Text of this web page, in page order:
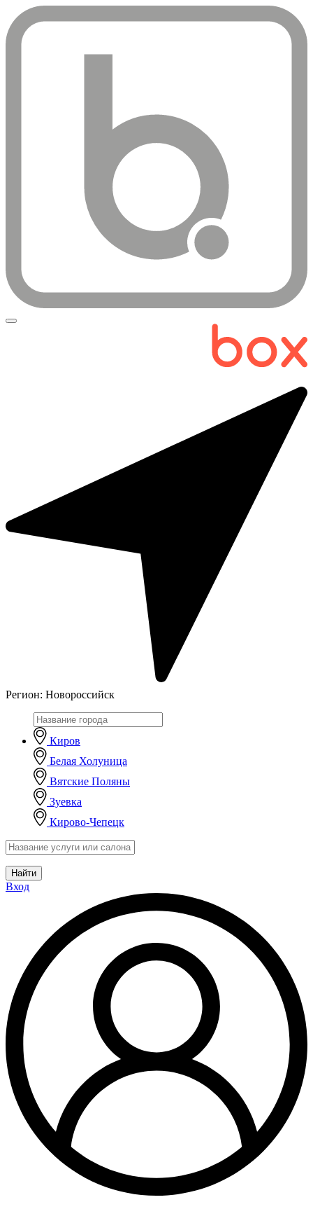
Регион: Новороссийск
Киров
Белая Холуница
Вятские Поляны
Зуевка
Кирово-Чепецк
Найти
Вход